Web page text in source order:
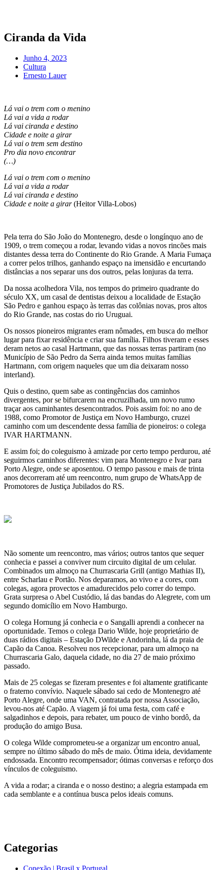
conteúdo
Ciranda da Vida
Junho 4, 2023
Cultura
Ernesto Lauer
Lá vai o trem com o menino
Lá vai a vida a rodar
Lá vai ciranda e destino
Cidade e noite a girar
Lá vai o trem sem destino
Pro dia novo encontrar
(…)
Lá vai o trem com o menino
Lá vai a vida a rodar
Lá vai ciranda e destino
Cidade e noite a girar(Heitor Villa-Lobos)
Pela terra do São João do Montenegro, desde o longínquo ano de
1909, o trem começou a rodar, levando vidas a novos rincões mais
distantes dessa terra do Continente do Rio Grande. A Maria Fumaça
a correr pelos trilhos, ganhando espaço na imensidão e encurtando
distâncias a nos separar uns dos outros, pelas lonjuras da terra.
Da nossa acolhedora Vila, nos tempos do primeiro quadrante do
século XX, um casal de dentistas deixou a localidade de Estação
São Pedro e ganhou espaço às terras das colônias novas, pros altos
do Rio Grande, nas costas do rio Uruguai.
Os nossos pioneiros migrantes eram nômades, em busca do melhor
lugar para fixar residência e criar sua família. Filhos tiveram e esses
deram netos ao casal Hartmann, que das nossas terras partiram (no
Município de São Pedro da Serra ainda temos muitas famílias
Hartmann, com origem naqueles que um dia deixaram nosso
interland).
Quis o destino, quem sabe as contingências dos caminhos
divergentes, por se bifurcarem na encruzilhada, um novo rumo
traçar aos caminhantes desencontrados. Pois assim foi: no ano de
1988, como Promotor de Justiça em Novo Hamburgo, cruzei
caminho com um descendente dessa família de pioneiros: o colega
IVAR HARTMANN.
E assim foi; do coleguismo à amizade por certo tempo perdurou, até
seguirmos caminhos diferentes: vim para Montenegro e Ivar para
Porto Alegre, onde se aposentou. O tempo passou e mais de trinta
anos decorreram até um reencontro, num grupo de WhatsApp de
Promotores de Justiça Jubilados do RS.
Não somente um reencontro, mas vários; outros tantos que sequer
conhecia e passei a conviver num circuito digital de um celular.
Combinados um almoço na Churrascaria Grill (antigo Mathias II),
entre Scharlau e Portão. Nos deparamos, ao vivo e a cores, com
colegas, agora provectos e amadurecidos pelo correr do tempo.
Grata surpresa o Abel Custódio, lá das bandas do Alegrete, com um
segundo domicílio em Novo Hamburgo.
O colega Hornung já conhecia e o Sangalli aprendi a conhecer na
oportunidade. Temos o colega Dario Wilde, hoje proprietário de
duas rádios digitais – Estação DWilde e Andorinha, lá da praia de
Capão da Canoa. Resolveu nos recepcionar, para um almoço na
Churrascaria Galo, daquela cidade, no dia 27 de maio próximo
passado.
Mais de 25 colegas se fizeram presentes e foi altamente gratificante
o fraterno convívio. Naquele sábado sai cedo de Montenegro até
Porto Alegre, onde uma VAN, contratada por nossa Associação,
levou-nos até Capão. A viagem já foi uma festa, com café e
salgadinhos e depois, para rebater, um pouco de vinho bordô, da
produção do amigo Busa.
O colega Wilde comprometeu-se a organizar um encontro anual,
sempre no último sábado do mês de maio. Ótima ideia, devidamente
endossada. Encontro recompensador; ótimas conversas e reforço dos
vínculos de coleguismo.
A vida a rodar; a ciranda e o nosso destino; a alegria estampada em
cada semblante e a contínua busca pelos ideais comuns.
Categorias
Conexão | Brasil x Portugal